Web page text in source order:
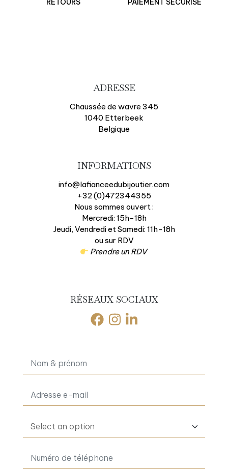
RETOURS PAIEMENT SÉCURISÉ
ADRESSE
Chaussée de wavre 345
1040 Etterbeek
Belgique
INFORMATIONS
info@lafianceedubijoutier.com
+32 (0)472344355
Nous sommes ouvert :
Mercredi: 15h-18h
Jeudi, Vendredi et Samedi: 11h-18h
ou sur RDV
Prendre un RDV
RÉSEAUX SOCIAUX